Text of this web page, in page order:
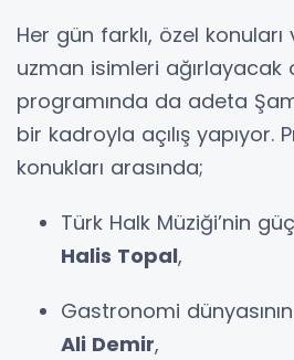
Her gün farklı, özel konuları
uzman isimleri ağırlayacak
programında da adeta
bir kadroyla açılış yapıyor.
konukları arasında;
Türk Halk Müziği’nin
Halis Topal,
Gastronomi
Ali Demir,